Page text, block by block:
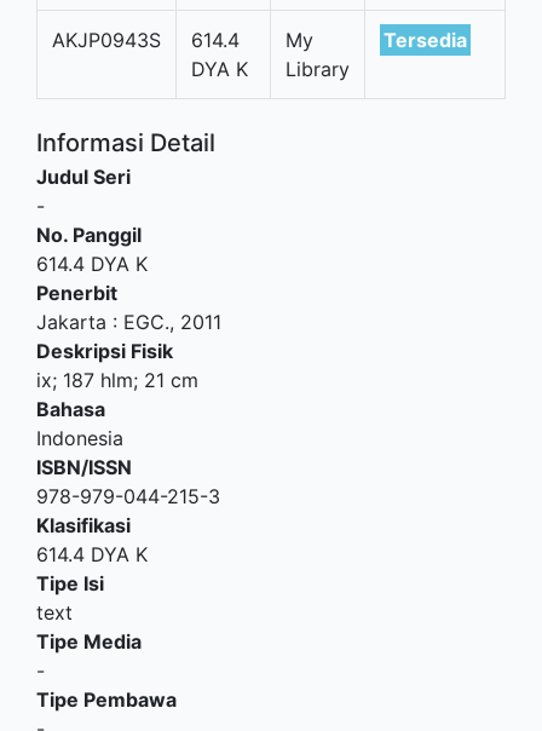
AKJP0943S
614.4
DYA K
My
Library
Tersedia
Informasi Detail
Judul Seri
-
No. Panggil
614.4 DYA K
Penerbit
Jakarta : EGC., 2011
Deskripsi Fisik
ix; 187 hlm; 21 cm
Bahasa
Indonesia
ISBN/ISSN
978-979-044-215-3
Klasifikasi
614.4 DYA K
Tipe Isi
text
Tipe Media
-
Tipe Pembawa